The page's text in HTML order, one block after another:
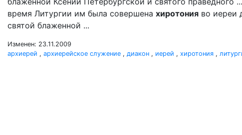
время Литургии им была совершена хиротония во иереи
святой блаженной ...
Изменен: 23.11.2009
архиерей , архиерейское служение , диакон , иерей , хиротония ,